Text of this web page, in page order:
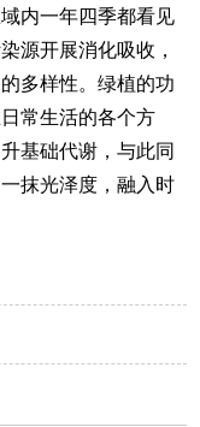
内一年四季都看见
源开展消化吸收，
多样性。绿植的功
常生活的各个方
基础代谢，与此同
抹光泽度，融入时